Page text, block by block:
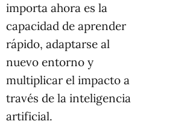
importa ahora es la
capacidad de aprender
rápido, adaptarse al
nuevo entorno y
multiplicar el impacto a
través de la inteligencia
artificial.